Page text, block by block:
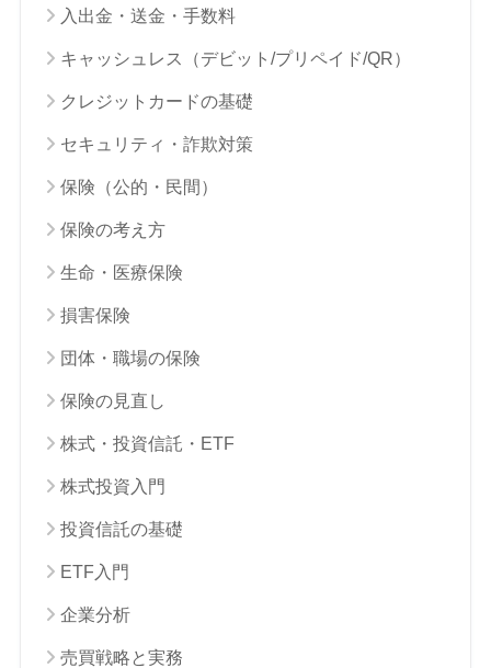
入出金・送金・手数料
キャッシュレス（デビット/プリペイド/QR）
クレジットカードの基礎
セキュリティ・詐欺対策
保険（公的・民間）
保険の考え方
生命・医療保険
損害保険
団体・職場の保険
保険の見直し
株式・投資信託・ETF
株式投資入門
投資信託の基礎
ETF入門
企業分析
売買戦略と実務